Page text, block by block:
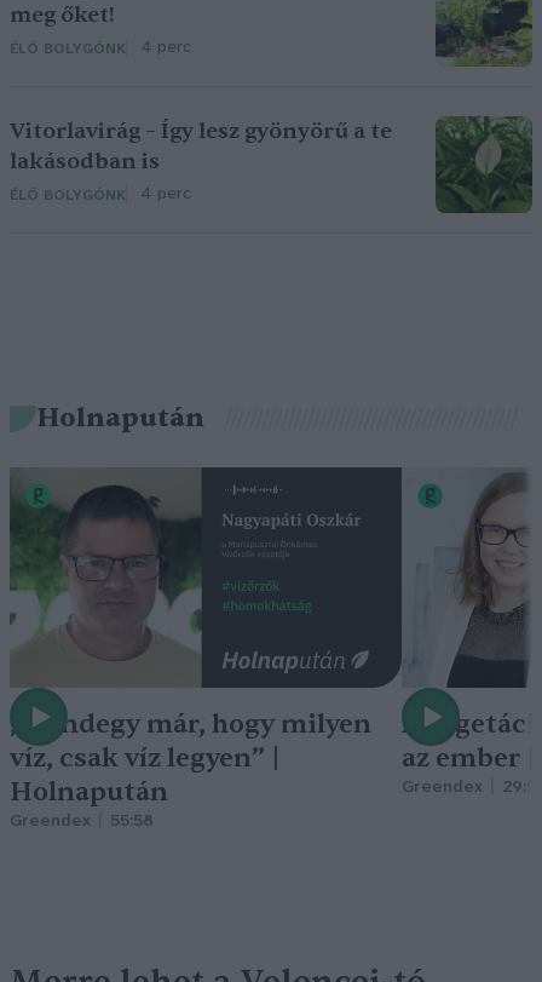
meg őket!
ÉLŐ BOLYGÓNK 4 perc
Vitorlavirág – Így lesz gyönyörű a te
lakásodban is
ÉLŐ BOLYGÓNK 4 perc
Holnapután
„Mindegy már, hogy milyen
víz, csak víz legyen” |
Holnapután
Greendex 55:58
A
az ember
Greendex